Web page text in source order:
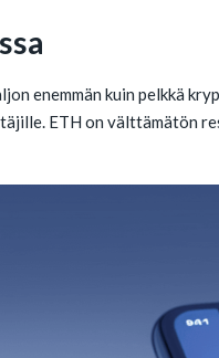
enemmän kuin pelkkä
ETH on välttämätön